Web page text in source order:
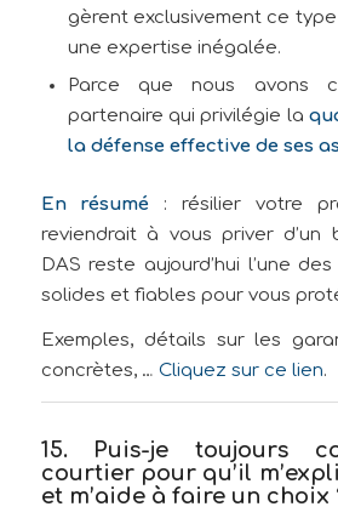
gèrent exclusivement ce
une expertise inégalée.
Parce que nous avons
partenaire qui privilégie la
la défense effective de ses
En résumé : résilier votre
reviendrait à vous priver d’un
DAS reste aujourd’hui l’une
solides et fiables pour vous
Exemples, détails sur les
concrètes, … Cliquez sur ce lien.
15. Puis-je toujours
courtier pour qu’il
et m’aide à faire un choix